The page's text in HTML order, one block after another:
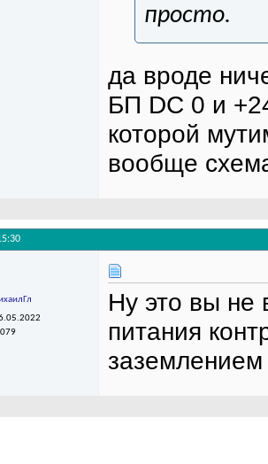
просто.
да вроде
БП DC 0 и
которой
вообще
Ну это вы не
питания
заземлением